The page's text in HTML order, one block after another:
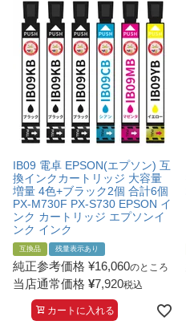
互換インクボトル
互換インクカートリッジ
再生インクカートリッジ
記事を探す
お客様の声
お店の紹介
ご利用ガイド
よくある質問
お問い合わせ
会員専用商品
説明書ダウンロード
IB09 電卓 EPSON(エプソン) 互
換インクカートリッジ 大容量
増量 4色+ブラック2個 合計6個
PX-M730F PX-S730 EPSON イ
ンク カートリッジ エプソンイ
ンク インク
互換品 残量表示あり
純正参考価格 ¥16,060のところ
当店通常価格 ¥7,920税込
カートに入れる